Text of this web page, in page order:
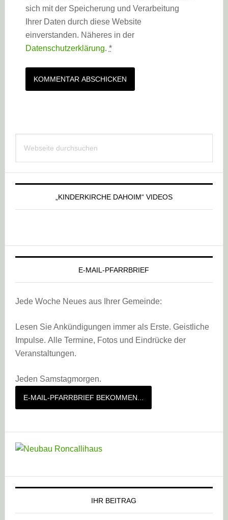
sich mit der Speicherung und Verarbeitung
Ihrer Daten durch diese Website
einverstanden. Näheres in der
Datenschutzerklärung. *
Haupt-
Sidebar
durchsuchen
„KINDERKIRCHE DAHOIM“ VIDEOS
E-MAIL-PFARRBRIEF
Jede Woche Neues aus Ihrer Gemeinde:
Lesen Sie Ankündigungen immer als Erste. Geistliche
Impulse. Alle Termine, Fotos und Eindrücke der
Veranstaltungen.
Jeden Samstagmorgen.
E-MAIL-PFARRBRIEF BEKOMMEN...
IHR BEITRAG